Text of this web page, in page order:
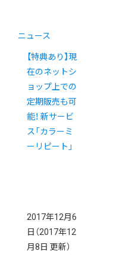
ニュース
【特典あり】現
在のネットシ
ョップ上での
定期販売も可
能！ 新サービ
ス「カラーミ
ーリピート」
2017年12月6
日 （2017年12
月8日 更新）